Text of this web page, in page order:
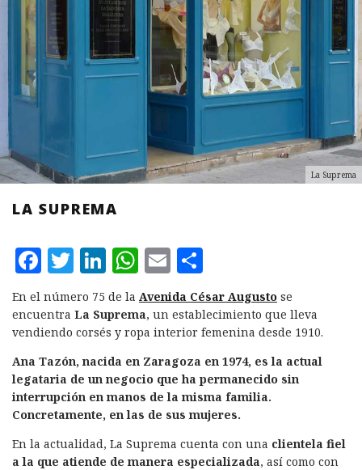
La Suprema
LA SUPREMA
F
a
c
e
b
o
o
k
T
w
it
te
r
L
i
n
k
e
d
I
n
W
h
at
s
A
p
p
E
m
ai
l
o
m
p
a
rt
ir
En el número 75 de la Avenida César Augusto se
encuentra La Suprema, un establecimiento que lleva
vendiendo corsés y ropa interior femenina desde 1910.
Ana Tazón, nacida en Zaragoza en 1974, es la actual
legataria de un negocio que ha permanecido sin
interrupción en manos de la misma familia.
Concretamente, en las de sus mujeres.
En la actualidad, La Suprema cuenta con una clientela fiel
a la que atiende de manera especializada, así como con